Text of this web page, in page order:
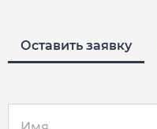
Оставить заявку